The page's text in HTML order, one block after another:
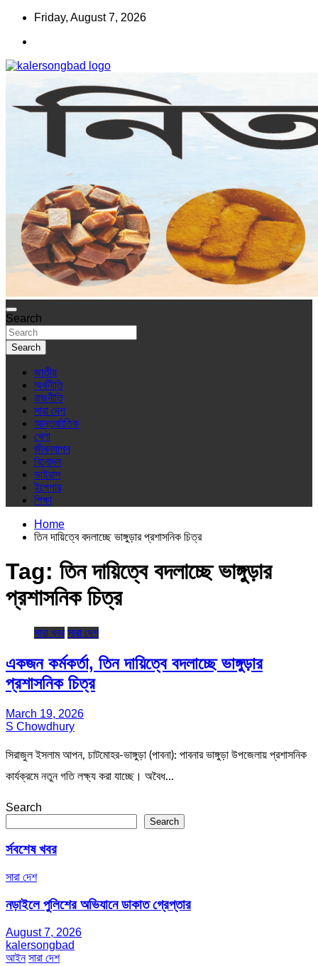
Skip
content
Friday, August 7, 2026
কালের সংবাদ
www.kalersongbad.com
Search
Search
জাতীয়
অর্থনীতি
রাজনীতি
সারা দেশ
আন্তর্জাতিক
খেলা
জীবনযাপন
বিনোদন
ভাইরাস
ইপেপার
শিক্ষা
Home
তিন দায়িত্বে বদলাচ্ছে ভাঙ্গুড়ার প্রশাসনিক চিত্র
Tag: তিন দায়িত্বে বদলাচ্ছে ভাঙ্গুড়ার
প্রশাসনিক চিত্র
সারা খবর সারা দেশ
একজন কর্মকর্তা, তিন দায়িত্বে বদলাচ্ছে ভাঙ্গুড়ার
প্রশাসনিক চিত্র
March 19, 2026
S Chowdhury
সিরাজুল ইসলাম আপন, চাটমোহর-ভাঙ্গুড়া (পাবনা): পাবনার ভাঙ্গুড়া উপজেলায় প্রশাসনিক
কার্যক্রমে নতুন গতি লক্ষ্য করা যাচ্ছে। অবৈধ…
Search
Search
র্সবশেষ খবর
সারা দেশ
নড়াইলে পুলিশের অভিযানে ডাকাত গ্রেপ্তার
August 7, 2026
kalersongbad
আইন সারা দেশ